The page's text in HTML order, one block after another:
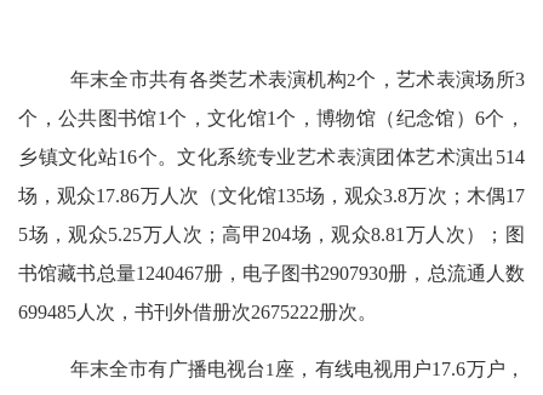
年末全市共有各类艺术表演机构2个，艺术表演场所3
个，公共图书馆1个，文化馆1个，博物馆（纪念馆）6个，
乡镇文化站16个。文化系统专业艺术表演团体艺术演出 514
场，观众17.86万人次（文化馆135场，观众3.8万次；木偶17
5场，观众5.25万人次；高甲204场，观众8.81 万人次）；图
书馆藏书总量1240467册，电子图书2907930册，总流通人数
699485人次，书刊外借册次2675222册次。
年末全市有广播电视台1 座，有线电视用户17.6万户，